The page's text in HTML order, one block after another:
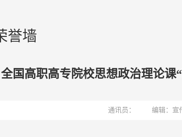
誉墙
全国高职高专院校思想政治理论课
通讯员： 编辑：宣